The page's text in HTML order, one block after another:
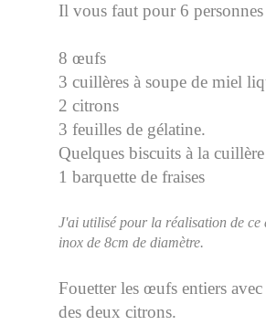
Il vous faut pour 6 personnes
8 œufs
3 cuillères à soupe de miel
2 citrons
3 feuilles de gélatine.
Quelques biscuits à la cuillère
1 barquette de fraises
J'ai utilisé pour la réalisation de ce
inox de 8cm de diamètre.
Fouetter les œufs entiers
des deux citrons.